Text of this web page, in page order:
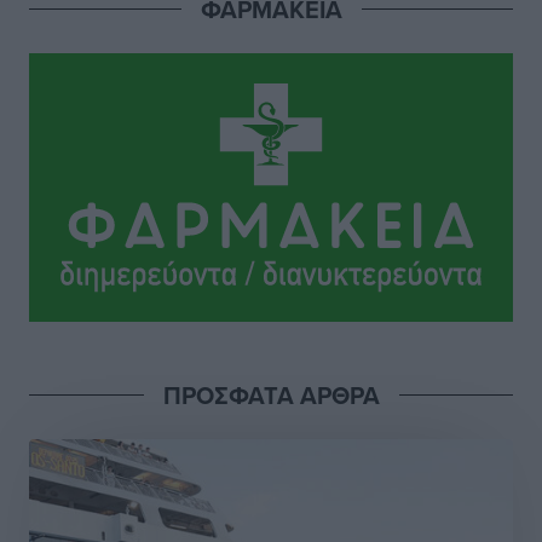
Αθλητικά• πριν 16 ώρες
Σι Τζέι Χάρις: «Να πανηγυρίσουμε πολλές νίκες μαζί»
Αθλητικά • πριν 17 ώρες
Ροδήλιος: Ο απολογισμός από το Πανελλήνιο
Πρωτάθλημα Πίστας
Αθλητικά• πριν 17 ώρες
Γ.Σ. Διαγόρας: Εντατική προετοιμασία και επιστροφή
ΦΑΡΜΑΚΕΙΑ
ΠΡΟΣΦΑΤΑ ΑΡΘΡΑ